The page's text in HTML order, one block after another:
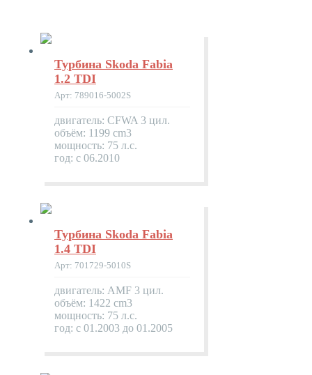
Турбина Skoda Fabia
1.2 TDI
Арт: 789016-5002S
двигатель: CFWA 3 цил.
объём: 1199 cm3
мощность: 75 л.с.
год: с 06.2010
Турбина Skoda Fabia
1.4 TDI
Арт: 701729-5010S
двигатель: AMF 3 цил.
объём: 1422 cm3
мощность: 75 л.с.
год: с 01.2003 до 01.2005